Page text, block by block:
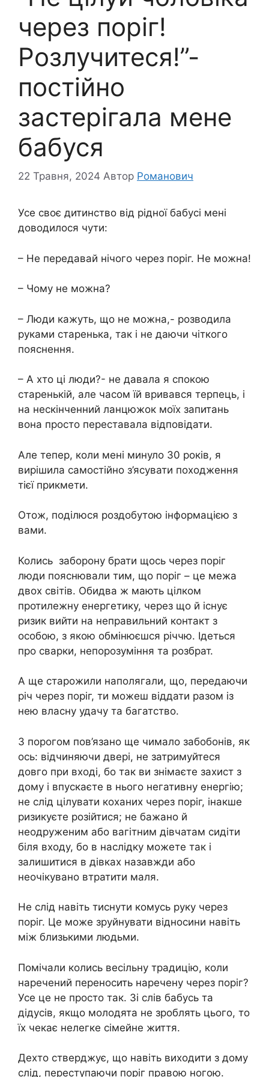
через поріг!
Розлучитеся!”-
постійно
застерігала мене
бабуся
22 Травня, 2024 Автор Романович
Усе своє дитинство від рідної бабусі мені
доводилося чути:
– Не передавай нічого через поріг. Не можна!
– Чому не можна?
– Люди кажуть, що не можна,- розводила
руками старенька, так і не даючи чіткого
пояснення.
– А хто ці люди?- не давала я спокою
старенькій, але часом їй вривався терпець, і
на нескінченний ланцюжок моїх запитань
вона просто переставала відповідати.
Але тепер, коли мені минуло 30 років, я
вирішила самостійно з’ясувати походження
тієї прикмети.
Отож, поділюся роздобутою інформацією з
вами.
Колись заборону брати щось через поріг
люди пояснювали тим, що поріг – це межа
двох світів. Обидва ж мають цілком
протилежну енергетику, через що й існує
ризик вийти на неправильний контакт з
особою, з якою обмінюєшся річчю. Ідеться
про сварки, непорозуміння та розбрат.
А ще старожили наполягали, що, передаючи
річ через поріг, ти можеш віддати разом із
нею власну удачу та багатство.
З порогом пов’язано ще чимало забобонів, як
ось: відчиняючи двері, не затримуйтеся
довго при вході, бо так ви знімаєте захист з
дому і впускаєте в нього негативну енергію;
не слід цілувати коханих через поріг, інакше
ризикуєте розійтися; не бажано й
неодруженим або вагітним дівчатам сидіти
біля входу, бо в наслідку можете так і
залишитися в дівках назавжди або
неочікувано втратити маля.
Не слід навіть тиснути комусь руку через
поріг. Це може зруйнувати відносини навіть
між близькими людьми.
Помічали колись весільну традицію, коли
наречений переносить наречену через поріг?
Усе це не просто так. Зі слів бабусь та
дідусів, якщо молодята не зроблять цього, то
їх чекає нелегке сімейне життя.
Дехто стверджує, що навіть виходити з дому
слід, переступаючи поріг правою ногою.